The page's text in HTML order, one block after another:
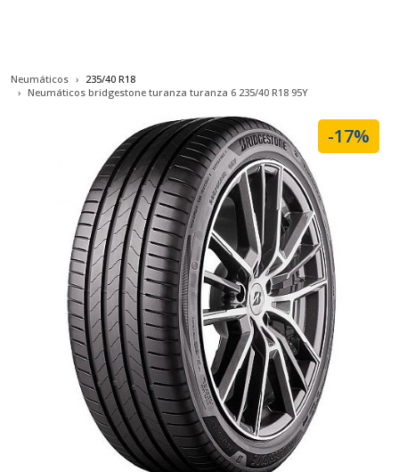
Neumáticos
235/40 R18
Neumáticos bridgestone turanza turanza 6 235/40 R18 95Y
-17%